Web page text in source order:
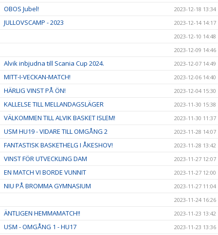
OBOS Jubel! 2023-12-18 13:34
JULLOVSCAMP - 2023
2023-12-14 14:17
2023-12-10 14:48
2023-12-09 14:46
Alvik inbjudna till Scania Cup 2024. 2023-12-07 14:49
MITT-I-VECKAN-MATCH! 2023-12-06 14:40
HÄRLIG VINST PÅ ÖN! 2023-12-04 15:30
KALLELSE TILL MELLANDAGSLÄGER 2023-11-30 15:38
VÄLKOMMEN TILL ALVIK BASKET ISLEM! 2023-11-30 11:37
USM HU19 - VIDARE TILL OMGÅNG 2 2023-11-28 14:07
FANTASTISK BASKETHELG I ÅKESHOV! 2023-11-28 13:42
VINST FÖR UTVECKLING DAM 2023-11-27 12:07
EN MATCH VI BORDE VUNNIT 2023-11-27 12:00
NIU PÅ BROMMA GYMNASIUM
2023-11-27 11:04
2023-11-24 16:26
ÄNTLIGEN HEMMAMATCH!! 2023-11-23 13:42
USM - OMGÅNG 1 - HU17 2023-11-23 13:36